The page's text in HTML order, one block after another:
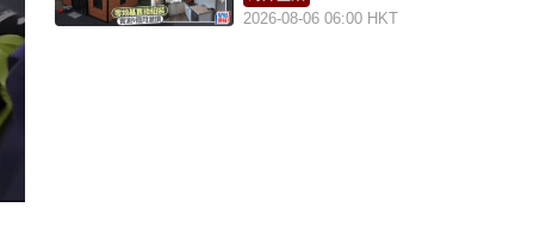
2026-08-06 06:00 HKT